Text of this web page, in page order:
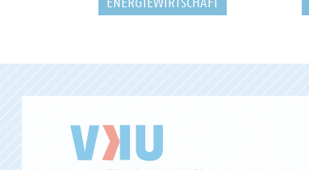
ENERGIEWIRTSCHAFT